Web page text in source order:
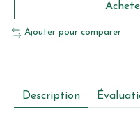
Ajouter pour comparer
Description